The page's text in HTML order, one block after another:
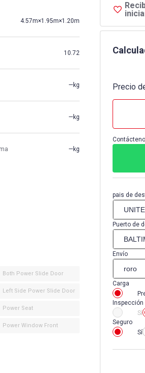
Precio
pais de
Puerto de
Envío
Carga
Inspección
Sí
Seguro
Sí
4.57m×1.95m×1.20m
10.72
—kg
—kg
—kg
Both Power Slide Door
Left Side Power Slide Door
Power Seat
Power Window Front